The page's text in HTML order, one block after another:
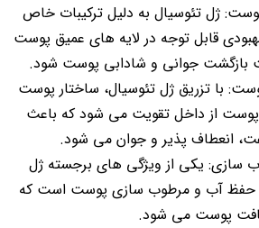
ژل تئوسیال به دلیل ترکیبات خاص
قابل توجه در لایه های عمیق پوست
بازگشت جوانی و شادابی پوست شود.
با تزریق ژل تئوسیال، ساختار پوست
پوست از داخل تقویت می شود که باعث
انعطاف پذیر و جوان می شود.
سازی: یکی از ویژگی های برجسته ژل
حفظ آب و مرطوب سازی پوست است که
پوست می شود.